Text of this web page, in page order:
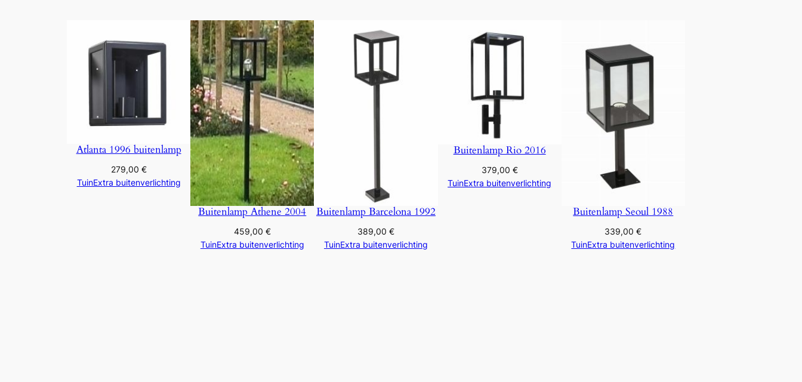
Atlanta 1996 buitenlamp
279,00 €
TuinExtra buitenverlichting
Buitenlamp Athene 2004
459,00 €
TuinExtra buitenverlichting
Buitenlamp Barcelona 1992
389,00 €
TuinExtra buitenverlichting
Buitenlamp Rio 2016
379,00 €
TuinExtra buitenverlichting
Buitenlamp Seoul 1988
339,00€
TuinExtra buitenverlichting